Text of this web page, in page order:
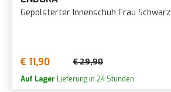
Gepolsterter Innenschuh Frau Schwarz
€ 11,90 € 29,90
Auf Lager Lieferung in 24 Stunden